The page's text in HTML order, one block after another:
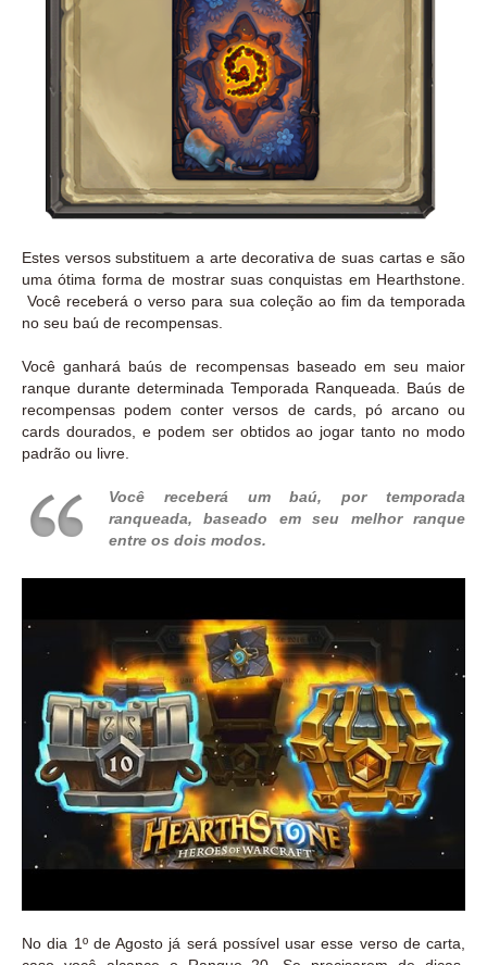
Estes versos substituem a arte decorativa de suas cartas e são
uma ótima forma de mostrar suas conquistas em Hearthstone.
Você receberá o verso para sua coleção ao fim da temporada
no seu baú de recompensas.
Você ganhará baús de recompensas baseado em seu maior
ranque durante determinada Temporada Ranqueada. Baús de
recompensas podem conter versos de cards, pó arcano ou
cards dourados, e podem ser obtidos ao jogar tanto no modo
padrão ou livre.
Você receberá um baú, por temporada
ranqueada, baseado em seu melhor ranque
entre os dois modos.
No dia 1º de Agosto já será possível usar esse verso de carta,